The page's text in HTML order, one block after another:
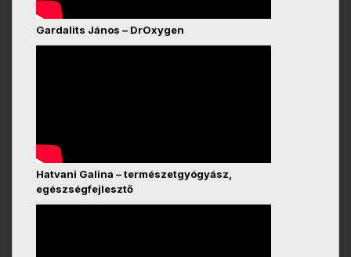
Gardalits János – DrOxygen
Hatvani Galina – természetgyógyász,
egészségfejlesztő